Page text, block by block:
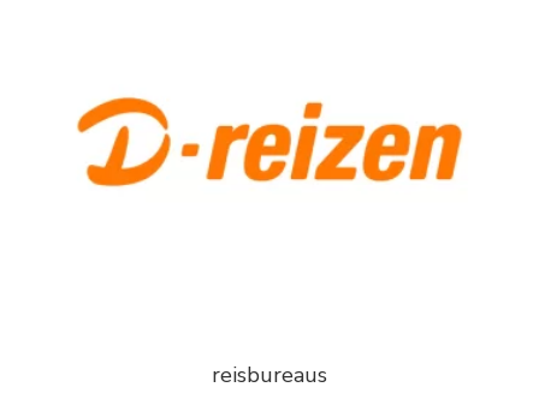
reisbureaus